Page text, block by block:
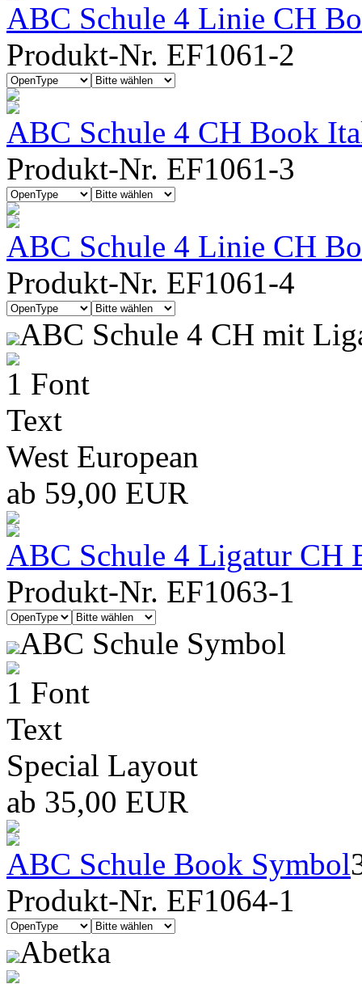
ABC Schule 4 Linie CH
Produkt-Nr. EF1061-2
ABC Schule 4 CH Book
Produkt-Nr. EF1061-3
ABC Schule 4 Linie CH
Produkt-Nr. EF1061-4
ABC Schule 4 CH mit
1 Font
Text
West European
ab 59,00 EUR
ABC Schule 4 Ligatur CH
Produkt-Nr. EF1063-1
ABC Schule Symbol
1 Font
Text
Special Layout
ab 35,00 EUR
ABC Schule Book Symbol
Produkt-Nr. EF1064-1
Abetka